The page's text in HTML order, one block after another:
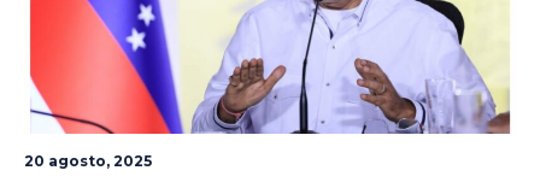
20 agosto, 2025